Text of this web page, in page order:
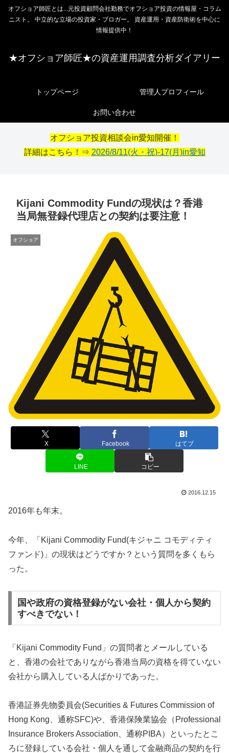
オフショア師匠とは...元投資顧問会社勤務でオフショア投資の情報屋・コラム
ニスト。 中立的な立場の投資家・ブロガー。 資産運用・資産防衛術を中心に
情報提供中！
★オフショア師匠★の資産運用調査分析ダイアリー
トップページ 管理人プロフィール
お問い合わせ
オフショア投資相談会in愛知開催！
詳細はこちら！⇒ 2026/8/11(火・祝)-17(月)in愛知
Kijani Commodity Fundの現状は？香港
当局無登録代理店との契約は要注意！
オフショア
X Facebook はてブ
LINE コピー
2016.12.15
2016年も年末。
今年、「Kijani Commodity Fund(キジャニ コモディティ
ファンド)」の現状はどうですか？という質問を多くもら
った。
国や政府の資格登録がない会社・個人から契約
すべきでない！
「Kijani Commodity Fund」の質問者とメールしている
と、香港の会社でありながら香港当局の資格を得ていない
会社から購入している人ばかりであった。
香港証券先物委員会(Securities & Futures Commission of
Hong Kong、通称SFC)や、香港保険業協会（Professional
Insurance Brokers Association、通称PIBA）といったとこ
ろに登録している会社・個人を通して金融商品の契約を行